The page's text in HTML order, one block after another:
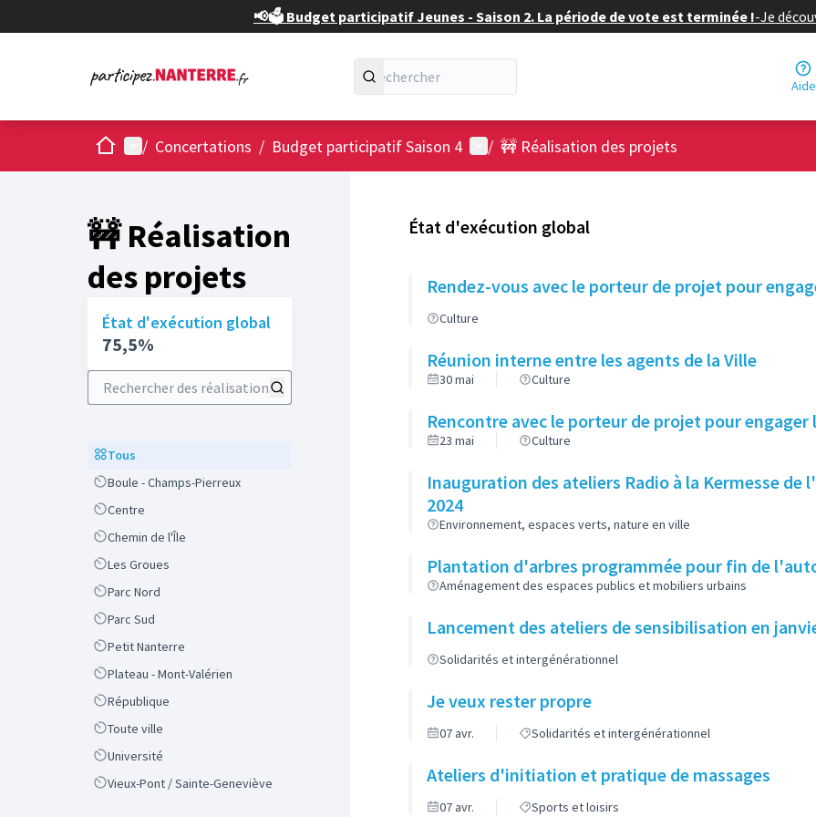
📢🗳️ Budget participatif Jeunes - Saison 2. La période de vote est terminée !-Je
Aide
AccueilMenu principal
/ Concertations / Budget participatif Saison 4 Menu utilisateur
/ 🚧 Réalisation des projets
🚧 Réalisation
des projets
État d'exécution global
75,5%
Rechercher des réalisations
ScopeTous
ScopeBoule - Champs-Pierreux
ScopeCentre
ScopeChemin de l'Île
ScopeLes Groues
ScopeParc Nord
ScopeParc Sud
ScopePetit Nanterre
ScopePlateau - Mont-Valérien
ScopeRépublique
ScopeToute ville
ScopeUniversité
ScopeVieux-Pont / Sainte-Geneviève
État d'exécution global
Rendez-vous avec le porteur de projet pour
Culture
Réunion interne entre les agents de la Ville
30 mai Culture
Rencontre avec le porteur de projet pour
23 mai Culture
Inauguration des ateliers Radio à la Kermesse de
2024
Environnement, espaces verts, nature en ville
Plantation d'arbres programmée pour fin de
Aménagement des espaces publics et mobiliers urbains
Lancement des ateliers de sensibilisation en
Solidarités et intergénérationnel
Je veux rester propre
07 avr. Solidarités et intergénérationnel
Ateliers d'initiation et pratique de massages
07 avr. Sports et loisirs